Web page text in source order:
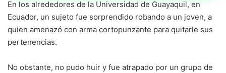
En los alrededores de la Universidad de Guayaquil, en
Ecuador, un sujeto fue sorprendido robando a un joven, a
quien amenazó con arma cortopunzante para quitarle sus
pertenencias.
No obstante, no pudo huir y fue atrapado por un grupo de